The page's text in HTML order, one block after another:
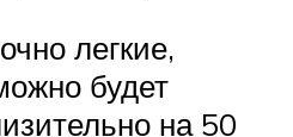
легкие,
будет
на 50